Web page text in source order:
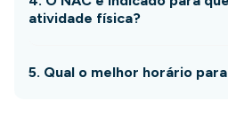
atividade física?
5. Qual o melhor horário